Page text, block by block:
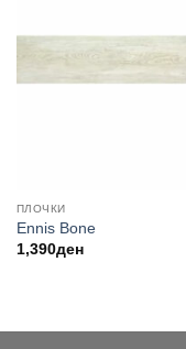
ПЛОЧКИ
Ennis Bone
1,390ден